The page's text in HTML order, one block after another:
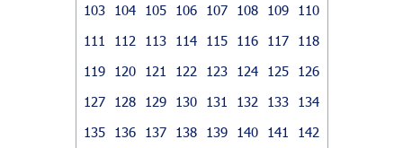
103
104 105 106 107 108 109
110
111
112 113 114 115 116 117
118
119
120 121 122 123 124 125
126
127
128 129 130 131 132 133
134
135
136 137 138 139 140 141
142